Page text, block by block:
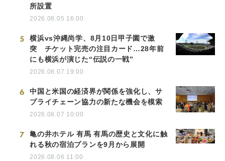
所設置
2026.08.05 16:00
5
横浜vs沖縄尚学、8月10日甲子園で激
突 チケット完売の注目カード…28年前
にも横浜が演じた“伝説の一戦”
2026.08.07 19:00
6
中国と米国の経済界が関係を強化し、サ
プライチェーン協力の新たな機会を模索
2026.08.07 10:00
7
亀の井ホテル 有馬 有馬の歴史と文化に触
れる秋の宿泊プランを9月から展開
2026.08.06 11:00